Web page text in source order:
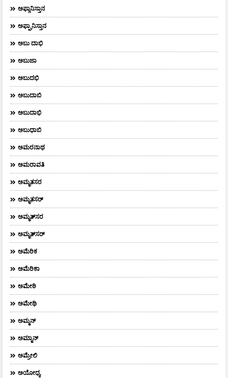
ಅಫ್ಗಾನಿಸ್ತಾನ
ಅಫ್ಘಾನಿಸ್ತಾನ
ಅಬು ದಾಭಿ
ಅಬುಜಾ
ಅಬುದಭಿ
ಅಬುದಾಬಿ
ಅಬುದಾಭಿ
ಅಬುಧಾಬಿ
ಅಮರನಾಥ
ಅಮರಾವತಿ
ಅಮೃತಸರ
ಅಮೃತಸರ್
ಅಮೃತ್‌ಸರ
ಅಮೃತ್​ಸರ್​
ಅಮೆರಿಕ
ಅಮೆರಿಕಾ
ಅಮೇಠಿ
ಅಮೇಥಿ
ಅಮ್ಮನ್‌
ಅಮ್ಮಾನ್
ಅಮ್ರೇಲಿ
ಅಯೋಧ್ಯ